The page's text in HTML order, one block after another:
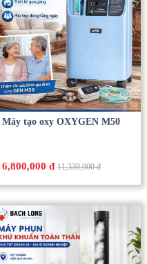
Máy tạo oxy OXYGEN M50
6,800,000 đ 11,330,000 đ